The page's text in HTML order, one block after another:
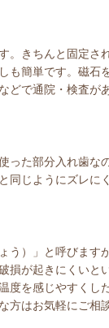
。きちんと固定
も簡単です。磁
どで通院・検査が
った部分入れ歯
同じようにズレに
う）」と呼びま
損が起きにくい
度を感じやすく
方はお気軽にご相